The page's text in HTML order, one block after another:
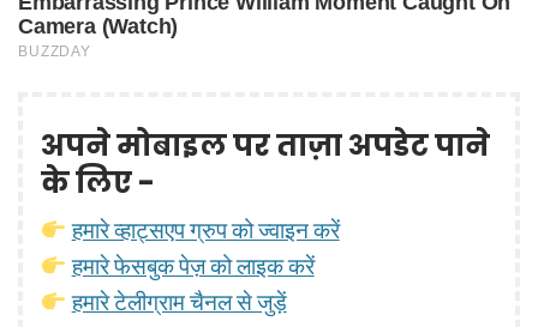
अपने मोबाइल पर ताज़ा अपडेट पाने
के लिए -
हमारे व्हाट्सएप ग्रुप को ज्वाइन करें
हमारे फेसबुक पेज़ को लाइक करें
हमारे टेलीग्राम चैनल से जुड़ें